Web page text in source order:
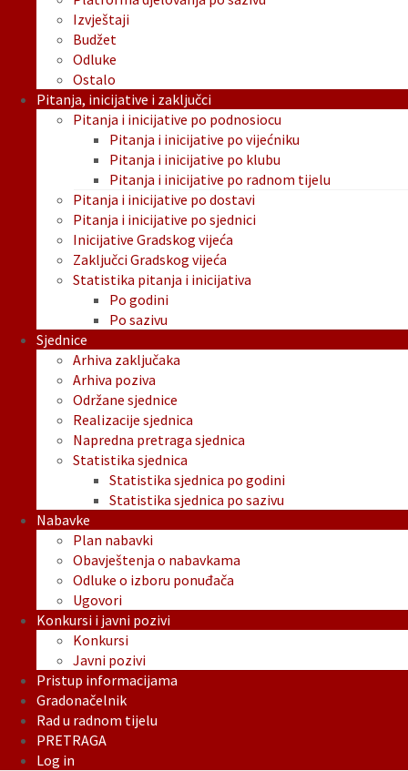
Izvještaji
Budžet
Odluke
Ostalo
Pitanja, inicijative i zaključci
Pitanja i inicijative po podnosiocu
Pitanja i inicijative po vijećniku
Pitanja i inicijative po klubu
Pitanja i inicijative po radnom tijelu
Pitanja i inicijative po dostavi
Pitanja i inicijative po sjednici
Inicijative Gradskog vijeća
Zaključci Gradskog vijeća
Statistika pitanja i inicijativa
Po godini
Po sazivu
Sjednice
Arhiva zaključaka
Arhiva poziva
Održane sjednice
Realizacije sjednica
Napredna pretraga sjednica
Statistika sjednica
Statistika sjednica po godini
Statistika sjednica po sazivu
Nabavke
Plan nabavki
Obavještenja o nabavkama
Odluke o izboru ponuđača
Ugovori
Konkursi i javni pozivi
Konkursi
Javni pozivi
Pristup informacijama
Gradonačelnik
Rad u radnom tijelu
PRETRAGA
Log in